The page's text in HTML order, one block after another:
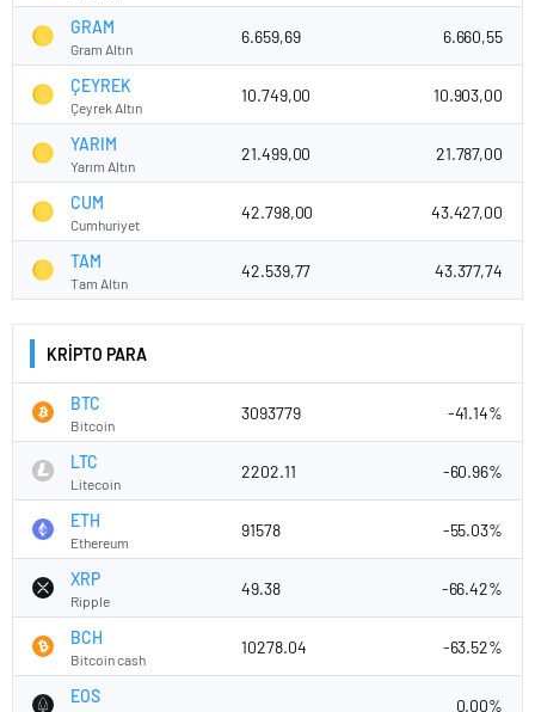
GRAM
Gram Altın
6.659,69 6.660,55
ÇEYREK
Çeyrek Altın
10.749,00 10.903,00
YARIM
Yarım Altın
21.499,00 21.787,00
CUM
Cumhuriyet
42.798,00 43.427,00
TAM
Tam Altın
42.539,77 43.377,74
KRİPTO PARA
BTC
Bitcoin
3093779 -41.14%
LTC
Litecoin
2202.11 -60.96%
ETH
Ethereum
91578 -55.03%
XRP
Ripple
49.38 -66.42%
BCH
Bitcoin cash
10278.04 -63.52%
EOS 0.00%